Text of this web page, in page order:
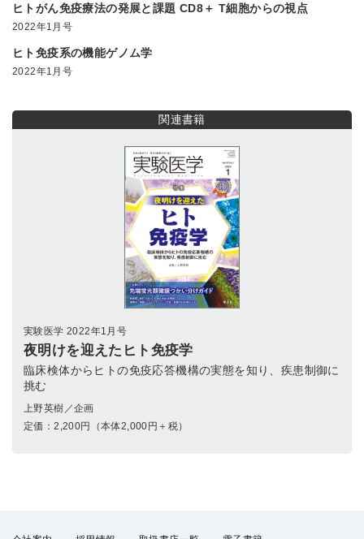
ヒトがん免疫療法の発展と課題 CD8＋ T細胞からの視点
2022年1月号
ヒト免疫系の機能ゲノム学
2022年1月号
関連書籍
実験医学 2022年1月号
夜明けを迎えたヒト免疫学
臨床検体からヒトの免疫応答機構の実態を知り、疾患制御に
挑む
上野英樹／企画
定価：2,200円（本体2,000円＋税）